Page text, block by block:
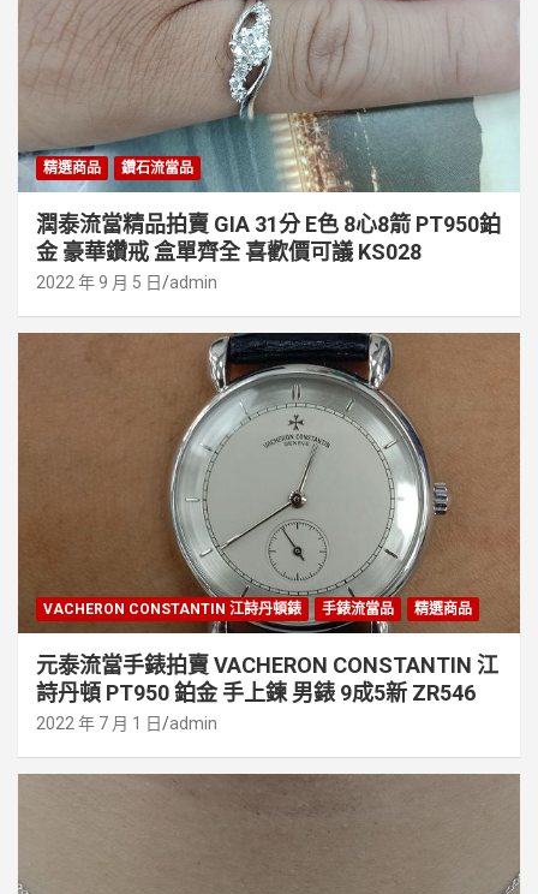
精選商品 鑽石流當品
潤泰流當精品拍賣 GIA 31分 E色 8心8箭 PT950鉑
金 豪華鑽戒 盒單齊全 喜歡價可議 KS028
2022 年 9 月 5 日 admin
VACHERON CONSTANTIN 江詩丹頓錶 手錶流當品 精選商品
元泰流當手錶拍賣 VACHERON CONSTANTIN 江
詩丹頓 PT950 鉑金 手上鍊 男錶 9成5新 ZR546
2022 年 7 月 1 日 admin